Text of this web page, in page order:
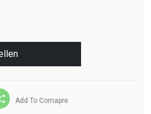
Add To Comapre